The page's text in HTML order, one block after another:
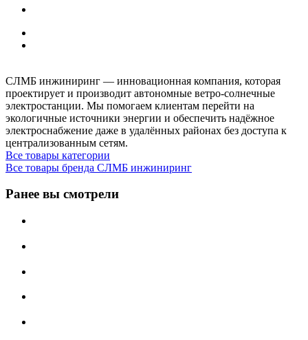
СЛМБ инжиниринг — инновационная компания, которая
проектирует и производит автономные ветро‑солнечные
электростанции. Мы помогаем клиентам перейти на
экологичные источники энергии и обеспечить надёжное
электроснабжение даже в удалённых районах без доступа к
централизованным сетям.
Все товары категории
Все товары бренда СЛМБ инжиниринг
Ранее вы смотрели